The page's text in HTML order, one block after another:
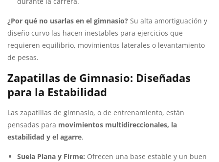
¿Por qué no usarlas en el gimnasio? Su alta amortiguación y
diseño curvo las hacen inestables para ejercicios que
requieren equilibrio, movimientos laterales o levantamiento
de pesas.
Zapatillas de Gimnasio: Diseñadas
para la Estabilidad
Las zapatillas de gimnasio, o de entrenamiento, están
pensadas para movimientos multidireccionales, la
estabilidad y el agarre.
Suela Plana y Firme: Ofrecen una base estable y un buen